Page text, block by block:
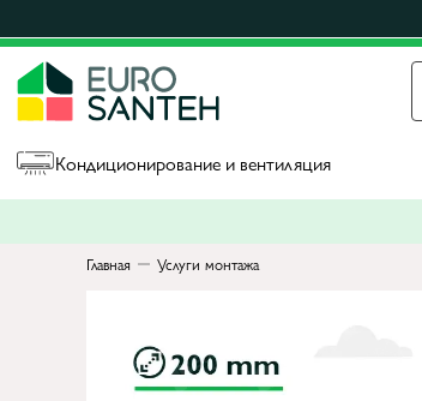
Кондиционирование и вентиляция
Главная Услуги монтажа